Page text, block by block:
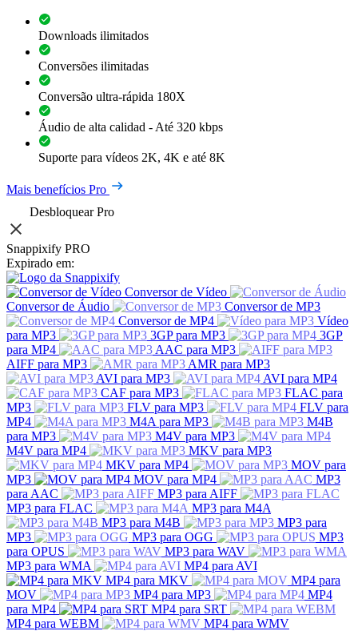
Downloads ilimitados
Conversões ilimitadas
Conversão ultra-rápida 180X
Áudio de alta calidad - Até 320 kbps
Suporte para vídeos 2K, 4K e até 8K
Mais benefícios Pro
Desbloquear Pro
Snappixify PRO
Expirado em:
Conversor de Vídeo
Conversor de Áudio
Conversor de MP3
Conversor de MP4
Vídeo
para MP3
3GP para MP3
3GP
para MP4
AAC para MP3
AIFF para MP3
AMR para MP3
AVI para MP3
AVI para MP4
CAF para MP3
FLAC para
MP3
FLV para MP3
FLV para
MP4
M4A para MP3
M4B
para MP3
M4V para MP3
M4V para MP4
MKV para MP3
MKV para MP4
MOV para
MP3
MOV para MP4
MP3
para AAC
MP3 para AIFF
MP3 para FLAC
MP3 para M4A
MP3 para M4B
MP3 para
MP3
MP3 para OGG
MP3
para OPUS
MP3 para WAV
MP3 para WMA
MP4 para AVI
MP4 para MKV
MP4 para
MOV
MP4 para MP3
MP4
para MP4
MP4 para SRT
MP4 para WEBM
MP4 para WMV